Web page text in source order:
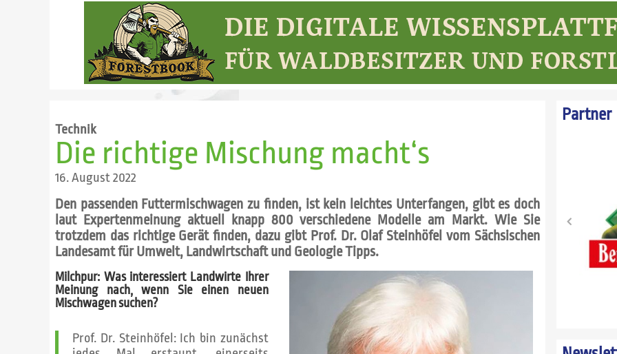
Technik
Die richtige Mischung macht‘s
16. August 2022
Den passenden Futtermischwagen zu finden, ist kein leichtes Unterfangen, gibt es doch
laut Expertenmeinung aktuell knapp 800 verschiedene Modelle am Markt. Wie Sie
trotzdem das richtige Gerät finden, dazu gibt Prof. Dr. Olaf Steinhöfel vom Sächsischen
Landesamt für Umwelt, Landwirtschaft und Geologie Tipps.
Milchpur: Was interessiert Landwirte Ihrer
Meinung nach, wenn Sie einen neuen
Mischwagen suchen?
Prof. Dr. Steinhöfel: Ich bin zunächst
Partner